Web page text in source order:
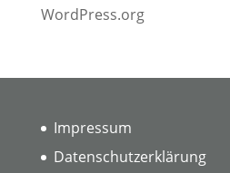
WordPress.org
Impressum
Datenschutzerklärung